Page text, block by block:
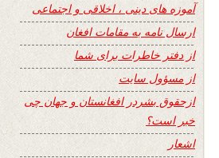
آموزه های دینی ، اخلاقی و اجتماعی
ارسال نامه به مقامات افغان
از دفتر خاطرات برای شما
از مسؤول سایت
ازحقوق بشردر افغانستان و جهان چی
خبر است؟
اشعار